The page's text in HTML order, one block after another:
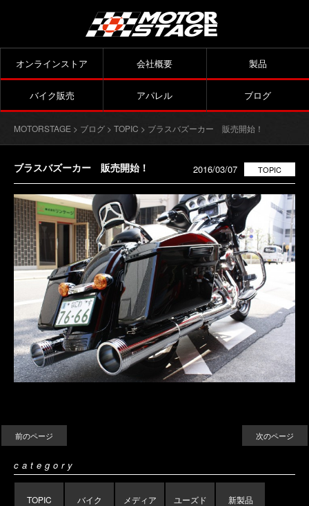
オンラインストア 会社概要 製品
バイク販売 アパレル ブログ
MOTORSTAGE > ブログ > TOPIC > ブラスバズーカー 販売開始！
ブラスバズーカー 販売開始！ TOPIC
2016/03/07
前のページ 次のページ
category
TOPIC バイク メディア ユーズド 新製品